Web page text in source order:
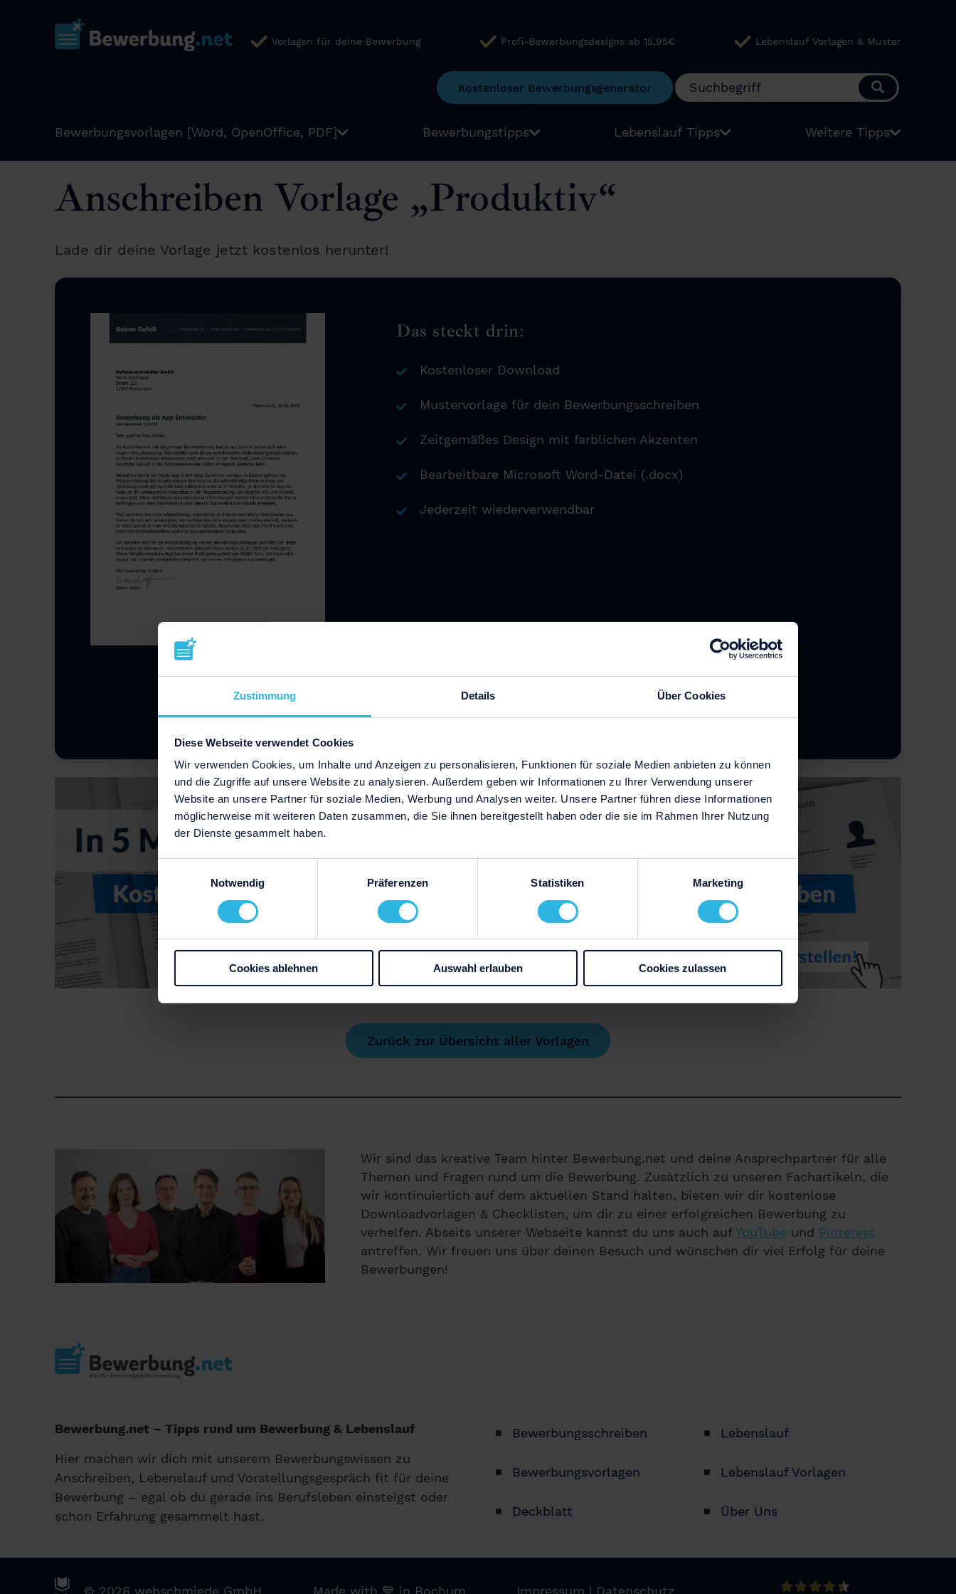
Zustimmung Details Über Cookies
Diese Webseite verwendet Cookies
Wir verwenden Cookies, um Inhalte und Anzeigen zu personalisieren, Funktionen für soziale Medien anbieten zu können
und die Zugriffe auf unsere Website zu analysieren. Außerdem geben wir Informationen zu Ihrer Verwendung unserer
Website an unsere Partner für soziale Medien, Werbung und Analysen weiter. Unsere Partner führen diese Informationen
möglicherweise mit weiteren Daten zusammen, die Sie ihnen bereitgestellt haben oder die sie im Rahmen Ihrer Nutzung
der Dienste gesammelt haben.
Notwendig
Präferenzen Statistiken Marketing
Cookies ablehnen Auswahl erlauben Cookies zulassen
Vorlagen für deine Bewerbung Profi-Bewerbungsdesigns ab 15,95€ Lebenslauf Vorlagen & Muster
Kostenloser Bewerbungsgenerator
Bewerbungsvorlagen [Word, OpenOffice, PDF] Bewerbungstipps Lebenslauf Tipps Weitere Tipps
Anschreiben Vorlage „Produktiv“
Lade dir deine Vorlage jetzt kostenlos herunter!
Das steckt drin:
Kostenloser Download
Mustervorlage für dein Bewerbungsschreiben
Zeitgemäßes Design mit farblichen Akzenten
Bearbeitbare Microsoft Word-Datei (.docx)
Jederzeit wiederverwendbar
Jetzt herunterladen
Zurück zur Übersicht aller Vorlagen
Wir sind das kreative Team hinter Bewerbung.net und deine Ansprechpartner für alle
Themen und Fragen rund um die Bewerbung. Zusätzlich zu unseren Fachartikeln, die
wir kontinuierlich auf dem aktuellen Stand halten, bieten wir dir kostenlose
Downloadvorlagen & Checklisten, um dir zu einer erfolgreichen Bewerbung zu
verhelfen. Abseits unserer Webseite kannst du uns auch aufYouTube und Pinterest
antreffen. Wir freuen uns über deinen Besuch und wünschen dir viel Erfolg für deine
Bewerbungen!
Bewerbung.net – Tipps rund um Bewerbung & Lebenslauf
Hier machen wir dich mit unserem Bewerbungswissen zu
Anschreiben, Lebenslauf und Vorstellungsgespräch fit für deine
Bewerbung – egal ob du gerade ins Berufsleben einsteigst oder
schon Erfahrung gesammelt hast.
Bewerbungsschreiben Lebenslauf
Bewerbungsvorlagen Lebenslauf Vorlagen
Deckblatt Über Uns
© 2026 webschmiede GmbH Made with 💙 in Bochum Impressum | Datenschutz